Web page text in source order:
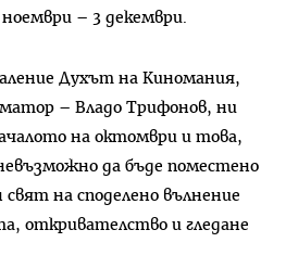
– 3 декември.
Духът на Киномания,
– Владо Трифонов, ни
на октомври и това,
да бъде поместено
на споделено вълнение
откривателство и гледане